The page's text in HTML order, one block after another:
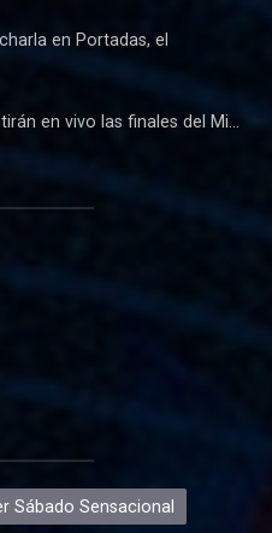
en Portadas, el
en vivo las finales del Mi...
Sábado Sensacional